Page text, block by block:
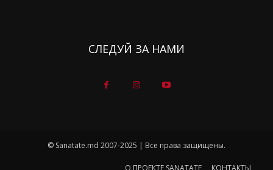
СЛЕДУЙ ЗА НАМИ
© Sanatate.md 2007-2025 | Все права защищены.
О ПРОЕКТЕ SANATATE КОНТАКТЫ